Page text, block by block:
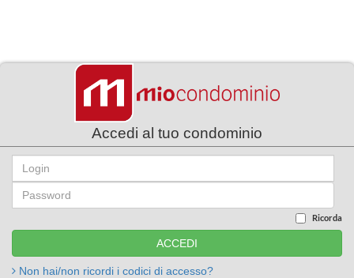
Accedi al tuo condominio
Ricorda
Non hai/non ricordi i codici di accesso?